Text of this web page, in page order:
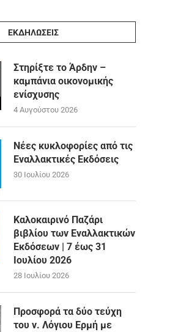
ΕΚΔΗΛΩΣΕΙΣ
Στηρίξτε το Άρδην –
καμπάνια οικονομικής
ενίσχυσης
4 Αυγούστου 2026
Νέες κυκλοφορίες από τις
Εναλλακτικές Εκδόσεις
30 Ιουλίου 2026
Καλοκαιρινό Παζάρι
βιβλίου των Εναλλακτικών
Εκδόσεων | 7 έως 31
Ιουλίου 2026
28 Ιουλίου 2026
Προσφορά τα δύο τεύχη
του ν. Λόγιου Ερμή με